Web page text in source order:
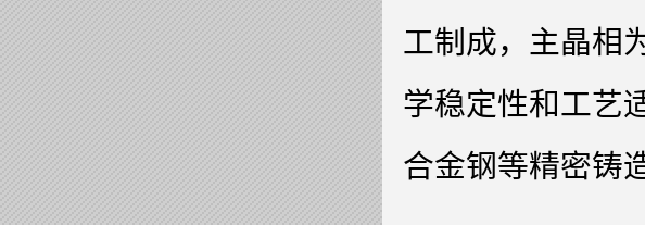
工制成，主晶相
学稳定性和工艺
合金钢等精密铸